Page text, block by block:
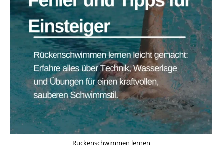
Rückenschwimmen lernen